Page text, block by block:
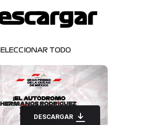
TODO
DESCARGAR